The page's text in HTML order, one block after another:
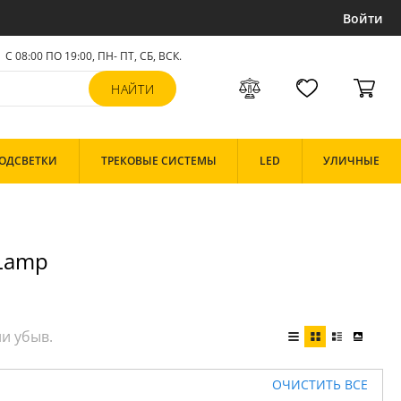
Войти
С 08:00 ПО 19:00, ПН- ПТ,СБ, ВСК.
ТРЕКОВЫЕ СИСТЕМЫ LED УЛИЧНЫЕ
ОЧИСТИТЬ ВСЕ